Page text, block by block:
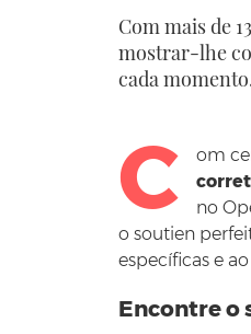
Com mais de
mostrar-lhe
cada
C om
no
o soutien
específicas e ao
Encontre o